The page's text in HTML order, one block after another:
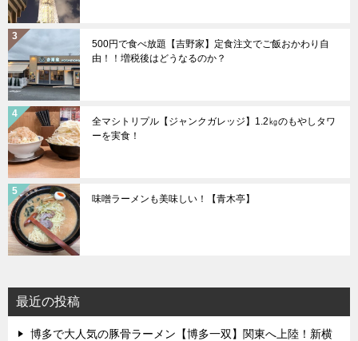
500円で食べ放題【吉野家】定食注文でご飯おかわり自
由！！増税後はどうなるのか？
全マシトリプル【ジャンクガレッジ】1.2㎏のもやしタワ
ーを実食！
味噌ラーメンも美味しい！【青木亭】
最近の投稿
博多で大人気の豚骨ラーメン【博多一双】関東へ上陸！新横